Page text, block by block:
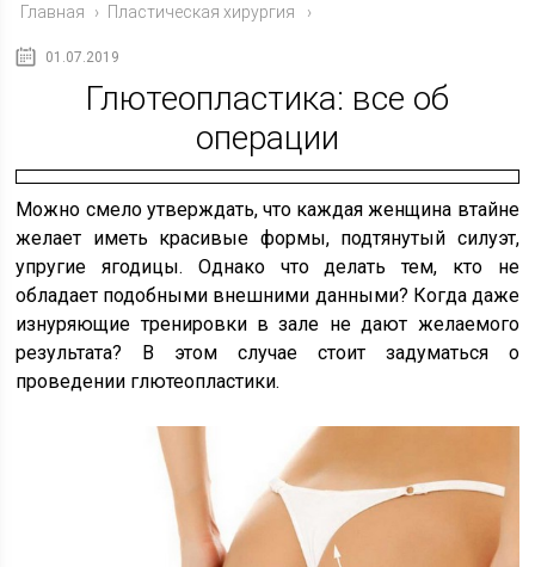
Главная › Пластическая хирургия
01.07.2019
Глютеопластика: все об
операции
Можно смело утверждать, что каждая женщина втайне
желает иметь красивые формы, подтянутый силуэт,
упругие ягодицы. Однако что делать тем, кто не
обладает подобными внешними данными? Когда даже
изнуряющие тренировки в зале не дают желаемого
результата? В этом случае стоит задуматься о
проведении глютеопластики.